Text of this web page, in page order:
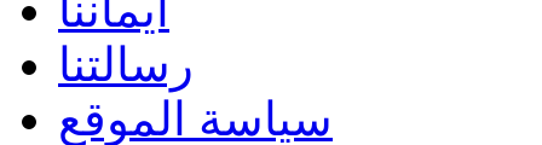
رسالتنا
سياسة الموقع